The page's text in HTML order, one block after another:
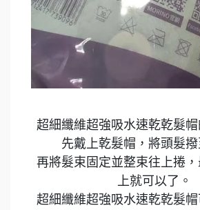
超細纖維超強吸水速乾乾髮
先戴上乾髮帽，將頭髮撥
再將髮束固定並整束往上捲
上就可以了。
超細纖維超強吸水速乾乾髮